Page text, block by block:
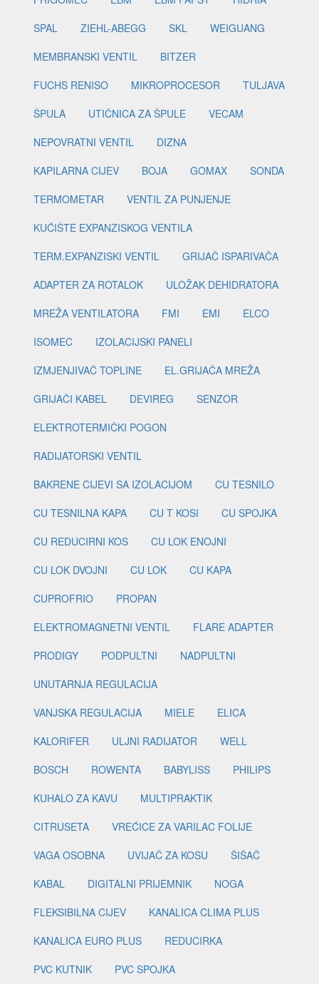
SPAL
ZIEHL-ABEGG SKL
WEIGUANG
MEMBRANSKI VENTIL
BITZER
FUCHS RENISO
MIKROPROCESOR
TULJAVA
ŠPULA
UTIČNICA ZA ŠPULE
VECAM
NEPOVRATNI VENTIL
DIZNA
KAPILARNA CIJEV
BOJA GOMAX
SONDA
TERMOMETAR
VENTIL ZA PUNJENJE
KUĆIŠTE EXPANZISKOG VENTILA
TERM.EXPANZISKI VENTIL
GRIJAČ ISPARIVAČA
ADAPTER ZA ROTALOK
ULOŽAK DEHIDRATORA
MREŽA VENTILATORA
FMI EMI
ELCO
ISOMEC
IZOLACIJSKI PANELI
IZMJENJIVAČ TOPLINE
EL.GRIJAČA MREŽA
GRIJAČI KABEL
DEVIREG
SENZOR
ELEKTROTERMIČKI POGON
RADIJATORSKI VENTIL
BAKRENE CIJEVI SA IZOLACIJOM
CU TESNILO
CU TESNILNA KAPA
CU T KOSI
CU SPOJKA
CU REDUCIRNI KOS
CU LOK ENOJNI
CU LOK DVOJNI
CU LOK
CU KAPA
CUPROFRIO
PROPAN
ELEKTROMAGNETNI VENTIL
FLARE ADAPTER
PRODIGY
PODPULTNI
NADPULTNI
UNUTARNJA REGULACIJA
VANJSKA REGULACIJA
MIELE
ELICA
KALORIFER
ULJNI RADIJATOR
WELL
BOSCH
ROWENTA BABYLISS
PHILIPS
KUHALO ZA KAVU
MULTIPRAKTIK
CITRUSETA
VREĆICE ZA VARILAC FOLIJE
VAGA OSOBNA
UVIJAČ ZA KOSU
ŠIŠAČ
KABAL
DIGITALNI PRIJEMNIK
NOGA
FLEKSIBILNA CIJEV
KANALICA CLIMA PLUS
KANALICA EURO PLUS
REDUCIRKA
PVC KUTNIK
PVC SPOJKA